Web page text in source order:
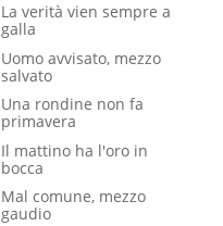
La verità vien sempre a
galla
Uomo avvisato, mezzo
salvato
Una rondine non fa
primavera
Il mattino ha l'oro in
bocca
Mal comune, mezzo
gaudio